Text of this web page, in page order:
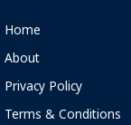
Home
About
Privacy Policy
Terms & Conditions